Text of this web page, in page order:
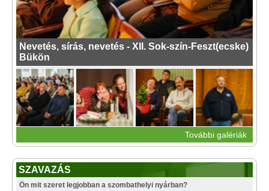
Nevetés, sírás, nevetés - XII. Sok-szín-Feszt(ecske)
Bükön
További galériák
SZAVAZÁS
Ön mit szeret legjobban a szombathelyi nyárban?